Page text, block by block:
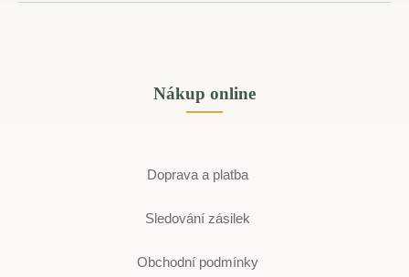
Nákup online
Doprava a platba
Sledování zásilek
Obchodní podmínky